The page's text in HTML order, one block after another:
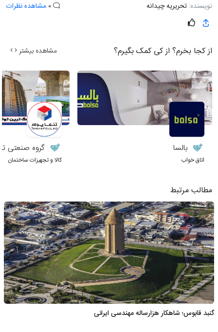
نویسنده: تحریریه چیدانه مشاهده نظرات
از کجا بخرم؟ از کی کمک بگیرم؟ مشاهده بیشتر
بالسا
اتاق خواب
گروه صنعتی
کالا و تجهیزات ساختمان
مطالب مرتبط
گنبد قابوس؛ شاهکار هزارساله مهندسی ایرانی